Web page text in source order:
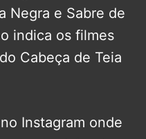
Negra e Sabre de
indica os filmes
Cabeça de Teia
Instagram onde